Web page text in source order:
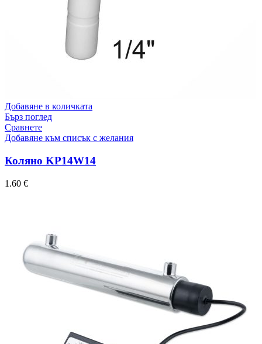
Добавяне в количката
Бърз поглед
Сравнете
Добавяне към списък с желания
Коляно KP14W14
1.60 €